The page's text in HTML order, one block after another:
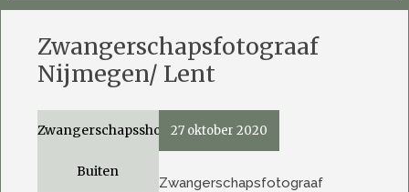
Zwangerschapsfotograaf
Nijmegen/ Lent
27 oktober 2020
Zwangerschapsshoot
Buiten
Zwangerschapsfotograaf